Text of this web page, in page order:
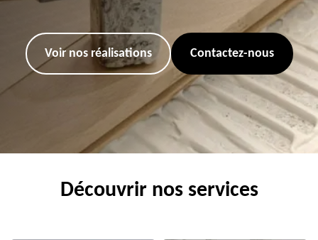
Voir nos réalisations Contactez-nous
Découvrir nos services